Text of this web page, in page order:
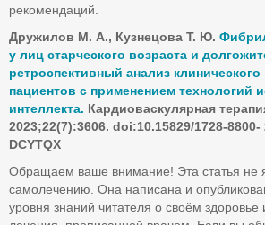
рекомендаций.
Дружилов М. А., Кузнецова Т. Ю.
у лиц старческого возраста и
ретроспективный анализ клинического
пациентов с применением технологий
интеллекта. Кардиоваскулярная
2023;22(7):3606. doi:10.15829/1728-8800-
DCYTQX
Обращаем ваше внимание! Эта статья не
самолечению. Она написана и
уровня знаний читателя о своём